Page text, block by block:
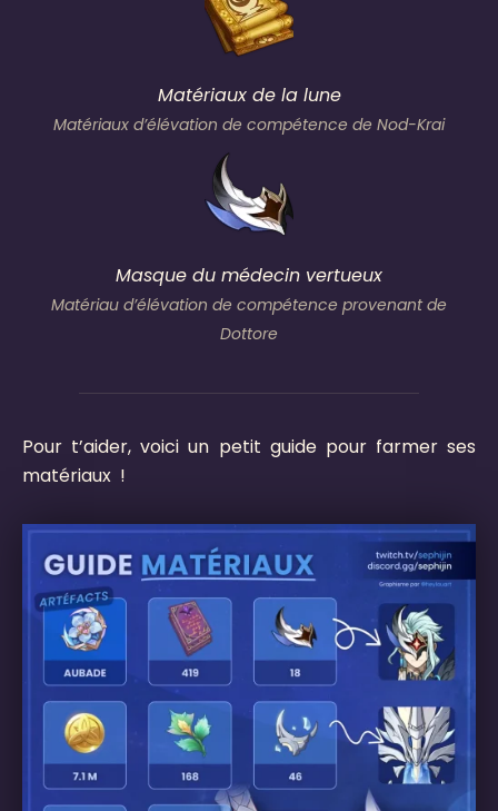
Matériaux de la lune
Matériaux d’élévation de compétence de Nod-Krai
Masque du médecin vertueux
Matériau d’élévation de compétence provenant de
Dottore
Pour t’aider, voici un petit guide pour farmer ses
matériaux !